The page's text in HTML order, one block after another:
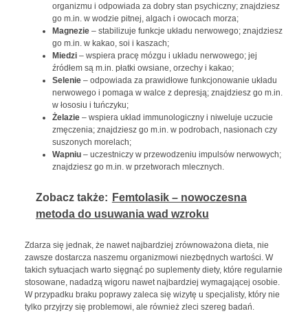
organizmu i odpowiada za dobry stan psychiczny; znajdziesz
go m.in. w wodzie pitnej, algach i owocach morza;
Magnezie– stabilizuje funkcje układu nerwowego; znajdziesz
go m.in. w kakao, soi i kaszach;
Miedzi– wspiera pracę mózgu i układu nerwowego; jej
źródłem są m.in. płatki owsiane, orzechy i kakao;
Selenie– odpowiada za prawidłowe funkcjonowanie układu
nerwowego i pomaga w walce z depresją; znajdziesz go m.in.
w łososiu i tuńczyku;
Żelazie– wspiera układ immunologiczny i niweluje uczucie
zmęczenia; znajdziesz go m.in. w podrobach, nasionach czy
suszonych morelach;
Wapniu– uczestniczy w przewodzeniu impulsów nerwowych;
znajdziesz go m.in. w przetworach mlecznych.
Zobacz także: Femtolasik – nowoczesna
metoda do usuwania wad wzroku
Zdarza się jednak, że nawet najbardziej zrównoważona dieta, nie
zawsze dostarcza naszemu organizmowi niezbędnych wartości. W
takich sytuacjach warto sięgnąć po suplementy diety, które regularnie
stosowane, nadadzą wigoru nawet najbardziej wymagającej osobie.
W przypadku braku poprawy zaleca się wizytę u specjalisty, który nie
tylko przyjrzy się problemowi, ale również zleci szereg badań.